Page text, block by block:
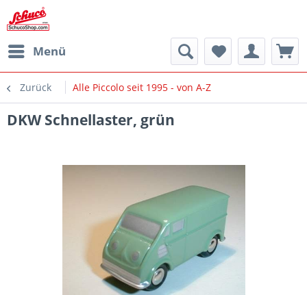
Menü
Zurück Alle Piccolo seit 1995 - von A-Z
DKW Schnellaster, grün